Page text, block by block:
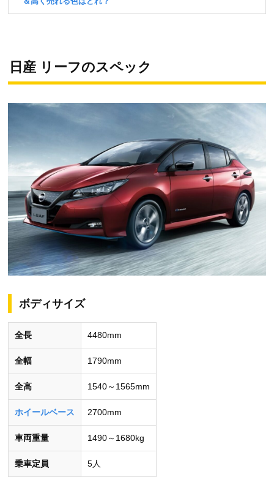
日産 リーフのスペック
ボディサイズ
全長 4480mm
全幅 1790mm
全高 1540～1565mm
ホイールベース 2700mm
車両重量 1490～1680kg
乗車定員 5人